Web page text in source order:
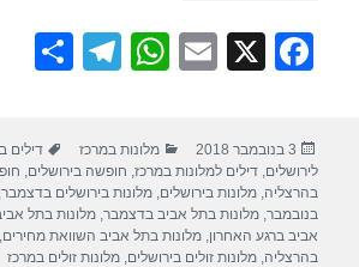
F
e
b
o
X
E
W
s
A
p
T
gr
a
m
e
פורסם
בתאריך
3 בנובמבר 2018 קטגוריות
מלונות במרכז תגיות
דילים
לירושלים ,דילים למלונות במרכז חופשה בירושלים
בהרצליה ,מלונות בירושלים ,מלונות בירושלים בדצמבר
בנובמבר ,מלונות בתל אביב בדצמבר ,מלונות בתל
אביב ברגע האחרון ,מלונות בתל אביב השוואת מחירים
בהרצליה ,מלונות זולים בירושלים ,מלונות זולים במרכז